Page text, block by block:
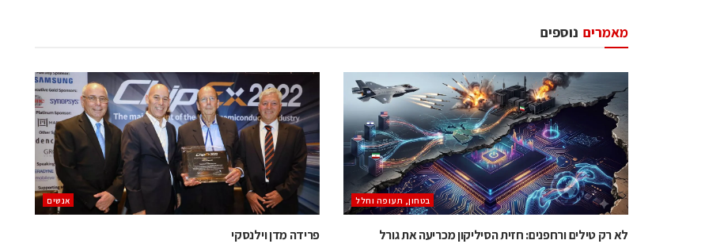
נוספים מאמרים
בטחון, תעופה וחלל
לא רק טילים ורחפנים: חזית הסיליקון מכריעה את גורל
אנשים
פרידה מדן וילנסקי